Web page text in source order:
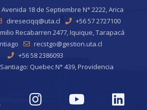
Avenida 18 de Septiembre N° 2222, Arica
direseciqq@uta.cl
+56 57 2727100
Recabarren 2477, Iquique, Tarapacá
recstgo@gestion.uta.cl
+56 58 2386093
Quebec N° 439, Providencia